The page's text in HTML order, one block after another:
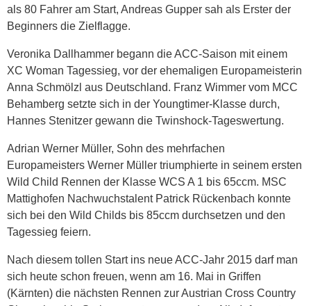
als 80 Fahrer am Start, Andreas Gupper sah als Erster der
Beginners die Zielflagge.
Veronika Dallhammer begann die ACC-Saison mit einem
XC Woman Tagessieg, vor der ehemaligen Europameisterin
Anna Schmölzl aus Deutschland. Franz Wimmer vom MCC
Behamberg setzte sich in der Youngtimer-Klasse durch,
Hannes Stenitzer gewann die Twinshock-Tageswertung.
Adrian Werner Müller, Sohn des mehrfachen
Europameisters Werner Müller triumphierte in seinem ersten
Wild Child Rennen der Klasse WCS A 1 bis 65ccm. MSC
Mattighofen Nachwuchstalent Patrick Rückenbach konnte
sich bei den Wild Childs bis 85ccm durchsetzen und den
Tagessieg feiern.
Nach diesem tollen Start ins neue ACC-Jahr 2015 darf man
sich heute schon freuen, wenn am 16. Mai in Griffen
(Kärnten) die nächsten Rennen zur Austrian Cross Country